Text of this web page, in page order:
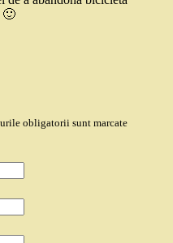
🙂
obligatorii sunt marcate